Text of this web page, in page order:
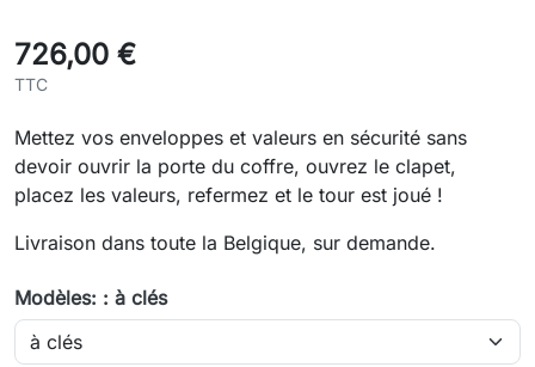
726,00 €
TTC
Mettez vos enveloppes et valeurs en sécurité sans
devoir ouvrir la porte du coffre, ouvrez le clapet,
placez les valeurs, refermez et le tour est joué !
Livraison dans toute la Belgique, sur demande.
Modèles: : à clés